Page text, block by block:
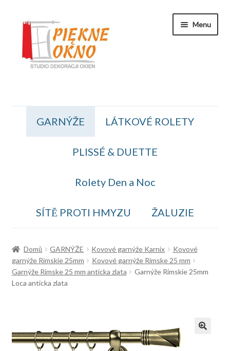
Přeskočit
navigaci
Přejít
obsahu
webu
Menu
Koszyk
OBCHODNÍ PODMÍNKY
Kontakt
GARNÝŽE LÁTKOVÉ ROLETY
PLISSÉ & DUETTE
Rolety Den a Noc
SÍTĚ PROTI HMYZU ŽALUZIE
Domů GARNÝŽE Kovové garnýže Karnix
Kovové
garnýže Rimskie 25mm
Kovové garnýže Rimske 25 mm
Garnýže Rimske 25 mm anticka zlata
Garnýže Rimskie 25mm
Loca anticka zlata